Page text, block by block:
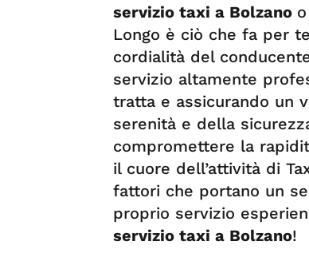
servizio taxi a Bolzano
Longo è ciò che fa per
cordialità del
servizio altamente
tratta e assicurando un
serenità e della
compromettere la
il cuore dell’attività di
fattori che portano un
proprio servizio
servizio taxi a Bolzano!